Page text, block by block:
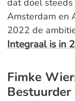
dat doel steeds
Amsterdam en
2022 de
Integraal is in
Fimke
Bestuurder